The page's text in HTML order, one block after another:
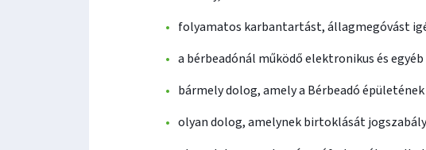
folyamatos karbantartást, állagmegóvást
a bérbeadónál működő elektronikus és
bármely dolog, amely a Bérbeadó
olyan dolog, amelynek birtoklását